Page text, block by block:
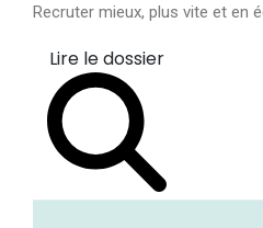
Recruter mieux, plus vite et en
Lire le dossier